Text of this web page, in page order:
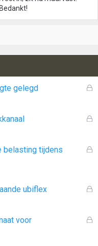
G
n
gelegd
G
G
o
belasting tijdens
G
ubiflex
G
voor